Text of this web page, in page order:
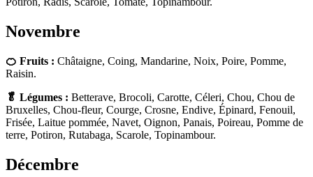
Novembre
🍊 Fruits : Châtaigne, Coing, Mandarine, Noix, Poire, Pomme,
Raisin.
🥬 Légumes : Betterave, Brocoli, Carotte, Céleri, Chou, Chou de
Bruxelles, Chou-fleur, Courge, Crosne, Endive, Épinard, Fenouil,
Frisée, Laitue pommée, Navet, Oignon, Panais, Poireau, Pomme de
terre, Potiron, Rutabaga, Scarole, Topinambour.
Décembre